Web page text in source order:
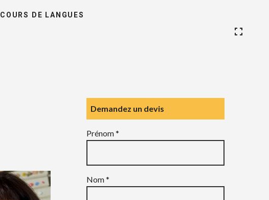
COURS DE LANGUES
Demandez un devis
Prénom *
Nom *